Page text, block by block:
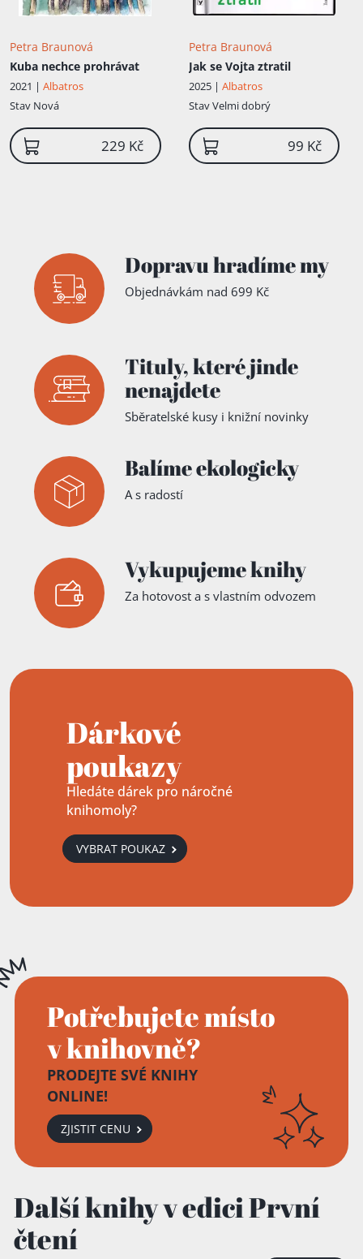
Petra Braunová
Kuba nechce prohrávat
2021 | Albatros
Stav Nová
229 Kč
Petra Braunová
Jak se Vojta ztratil
2025 | Albatros
StavVelmi dobrý
99 Kč
Dopravu hradíme my
Objednávkám nad 699 Kč
Tituly,které jinde
nenajdete
Sběratelské kusy i knižní novinky
Balíme ekologicky
A s radostí
Vykupujeme knihy
Za hotovost a s vlastním odvozem
Dárkové
poukazy
Hledáte dárek pro náročné
knihomoly?
VYBRAT POUKAZ
Potřebujete místo
v knihovně?
PRODEJTE SVÉ KNIHY
ONLINE!
ZJISTIT CENU
Další knihy v edici První
čtení